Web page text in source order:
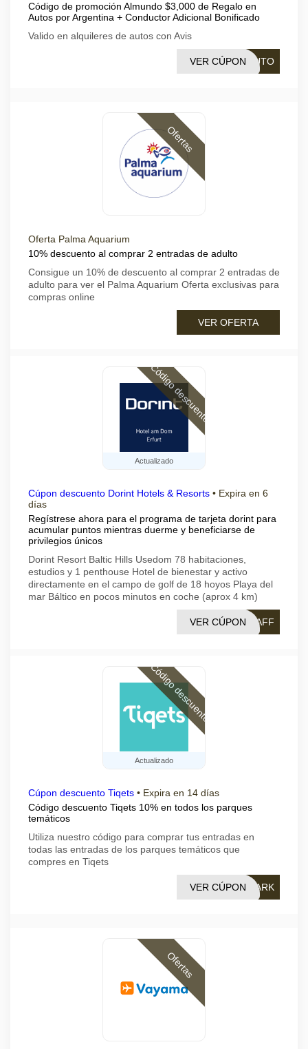
Código de promoción Almundo $3,000 de Regalo en
Autos por Argentina + Conductor Adicional Bonificado
Valido en alquileres de autos con Avis
AUTO
VER CÚPON
Ofertas
Oferta Palma Aquarium
10% descuento al comprar 2 entradas de adulto
Consigue un 10% de descuento al comprar 2 entradas de
adulto para ver el Palma Aquarium Oferta exclusivas para
compras online
VER OFERTA
Actualizado
Código descuento
Cúpon descuento Dorint Hotels & Resorts • Expira en 6
días
Regístrese ahora para el programa de tarjeta dorint para
acumular puntos mientras duerme y beneficiarse de
privilegios únicos
Dorint Resort Baltic Hills Usedom 78 habitaciones,
estudios y 1 penthouse Hotel de bienestar y activo
directamente en el campo de golf de 18 hoyos Playa del
mar Báltico en pocos minutos en coche (aprox 4 km)
_AFF
VER CÚPON
Actualizado
Código descuento
Cúpon descuento Tiqets • Expira en 14 días
Código descuento Tiqets 10% en todos los parques
temáticos
Utiliza nuestro código para comprar tus entradas en
todas las entradas de los parques temáticos que
compres en Tiqets
PARK
VER CÚPON
Ofertas